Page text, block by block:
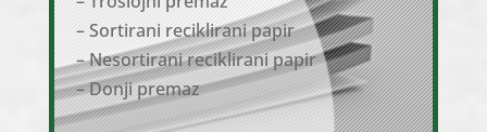
– Sortirani reciklirani papir
– Nesortirani reciklirani papir
– Donji premaz